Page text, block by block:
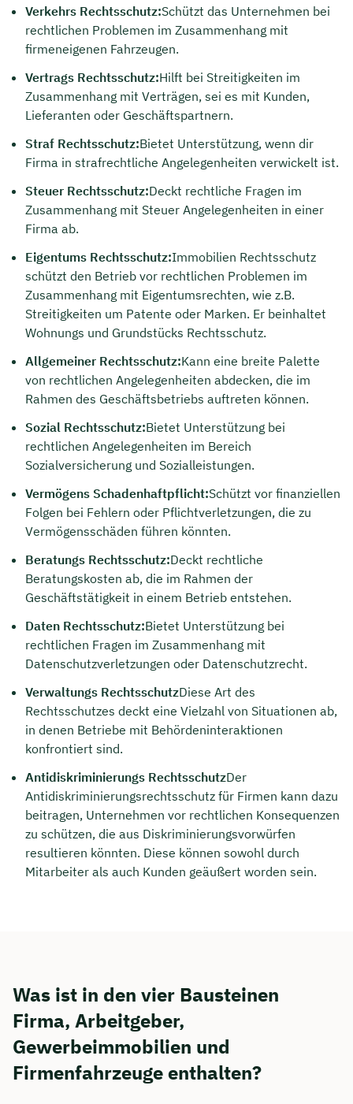
Verkehrs Rechtsschutz:Schützt das Unternehmen bei
rechtlichen Problemen im Zusammenhang mit
firmeneigenen Fahrzeugen.
Vertrags Rechtsschutz:Hilft bei Streitigkeiten im
Zusammenhang mit Verträgen, sei es mit Kunden,
Lieferanten oder Geschäftspartnern.
Straf Rechtsschutz:Bietet Unterstützung, wenn dir
Firma in strafrechtliche Angelegenheiten verwickelt ist.
Steuer Rechtsschutz:Deckt rechtliche Fragen im
Zusammenhang mit Steuer Angelegenheiten in einer
Firma ab.
Eigentums Rechtsschutz:Immobilien Rechtsschutz
schützt den Betrieb vor rechtlichen Problemen im
Zusammenhang mit Eigentumsrechten, wie z.B.
Streitigkeiten um Patente oder Marken. Er beinhaltet
Wohnungs und Grundstücks Rechtsschutz.
Allgemeiner Rechtsschutz:Kann eine breite Palette
von rechtlichen Angelegenheiten abdecken, die im
Rahmen des Geschäftsbetriebs auftreten können.
Sozial Rechtsschutz:Bietet Unterstützung bei
rechtlichen Angelegenheiten im Bereich
Sozialversicherung und Sozialleistungen.
Vermögens Schadenhaftpflicht:Schützt vor finanziellen
Folgen bei Fehlern oder Pflichtverletzungen, die zu
Vermögensschäden führen könnten.
Beratungs Rechtsschutz:Deckt rechtliche
Beratungskosten ab, die im Rahmen der
Geschäftstätigkeit in einem Betrieb entstehen.
Daten Rechtsschutz:Bietet Unterstützung bei
rechtlichen Fragen im Zusammenhang mit
Datenschutzverletzungen oder Datenschutzrecht.
Verwaltungs RechtsschutzDiese Art des
Rechtsschutzes deckt eine Vielzahl von Situationen ab,
in denen Betriebe mit Behördeninteraktionen
konfrontiert sind.
Antidiskriminierungs RechtsschutzDer
Antidiskriminierungsrechtsschutz für Firmen kann dazu
beitragen, Unternehmen vor rechtlichen Konsequenzen
zu schützen, die aus Diskriminierungsvorwürfen
resultieren könnten. Diese können sowohl durch
Mitarbeiter als auch Kunden geäußert worden sein.
Was ist in den vier Bausteinen
Firma, Arbeitgeber,
Gewerbeimmobilien und
Firmenfahrzeuge enthalten?